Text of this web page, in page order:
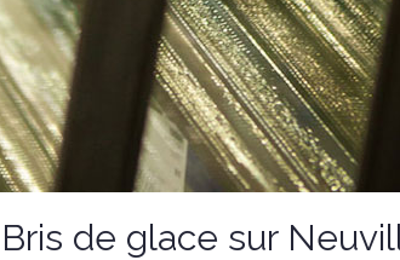
Bris de glace sur